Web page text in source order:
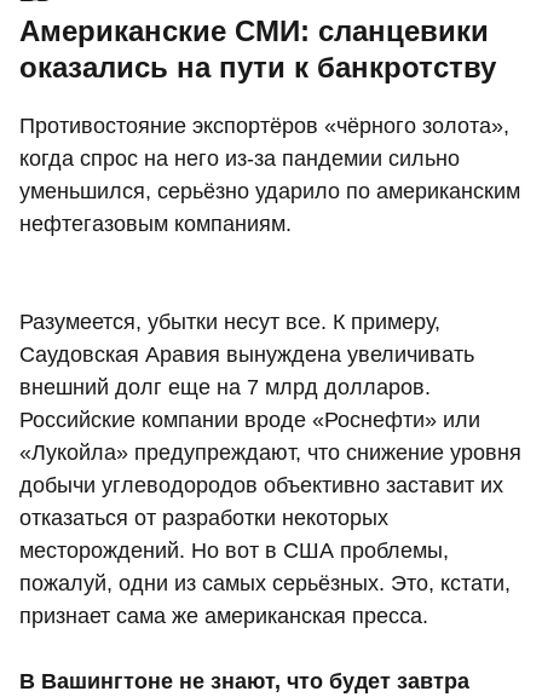
Американские СМИ: сланцевики
оказались на пути к банкротству
Противостояние экспортёров «чёрного золота»,
когда спрос на него из-за пандемии сильно
уменьшился, серьёзно ударило по американским
нефтегазовым компаниям.
Разумеется, убытки несут все. К примеру,
Саудовская Аравия вынуждена увеличивать
внешний долг еще на 7 млрд долларов.
Российские компании вроде «Роснефти» или
«Лукойла» предупреждают, что снижение уровня
добычи углеводородов объективно заставит их
отказаться от разработки некоторых
месторождений. Но вот в США проблемы,
пожалуй, одни из самых серьёзных. Это, кстати,
признает сама же американская пресса.
В Вашингтоне не знают, что будет завтра